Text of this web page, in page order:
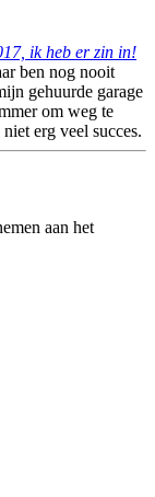
ik heb er zin in!
ben nog nooit
gehuurde garage
om weg te
erg veel succes.
aan het